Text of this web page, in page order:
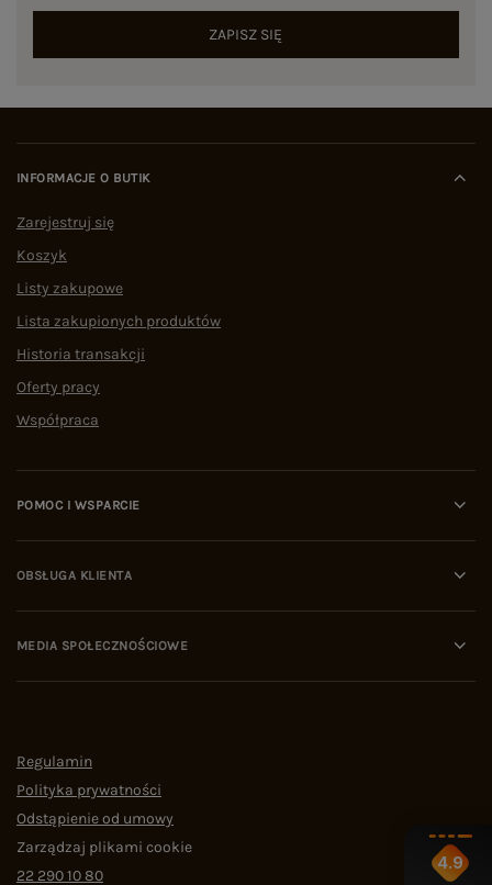
ZAPISZ SIĘ
INFORMACJE O BUTIK
Zarejestruj się
Koszyk
Listy zakupowe
Lista zakupionych produktów
Historia transakcji
Oferty pracy
Współpraca
POMOC I WSPARCIE
OBSŁUGA KLIENTA
MEDIA SPOŁECZNOŚCIOWE
Regulamin
Polityka prywatności
Odstąpienie od umowy
Zarządzaj plikami cookie
22 290 10 80
4.9